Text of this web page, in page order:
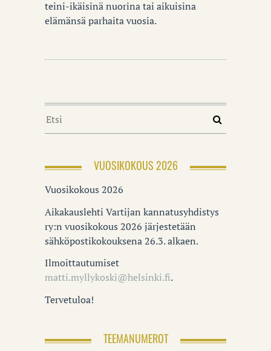
teini-ikäisinä nuorina tai aikuisina
elämänsä parhaita vuosia.
VUOSIKOKOUS 2026
Vuosikokous 2026
Aikakauslehti Vartijan kannatusyhdistys
ry:n vuosikokous 2026 järjestetään
sähköpostikokouksena 26.3. alkaen.
Ilmoittautumiset
matti.myllykoski@helsinki.fi.
Tervetuloa!
TEEMANUMEROT